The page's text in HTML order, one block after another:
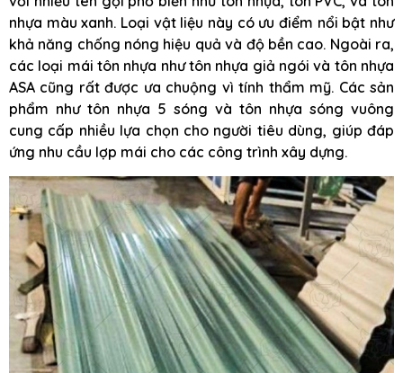
nhựa màu xanh. Loại vật liệu này có ưu điểm nổi bật như
khả năng chống nóng hiệu quả và độ bền cao. Ngoài ra,
các loại mái tôn nhựa như tôn nhựa giả ngói và tôn nhựa
ASA cũng rất được ưa chuộng vì tính thẩm mỹ. Các sản
phẩm như tôn nhựa 5 sóng và tôn nhựa sóng vuông
cung cấp nhiều lựa chọn cho người tiêu dùng, giúp đáp
ứng nhu cầu lợp mái cho các công trình xây dựng.